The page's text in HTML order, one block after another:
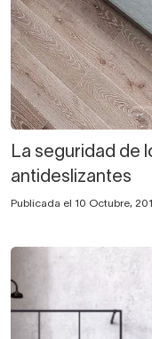
La seguridad de
antideslizantes
Publicada el 10 Octubre,